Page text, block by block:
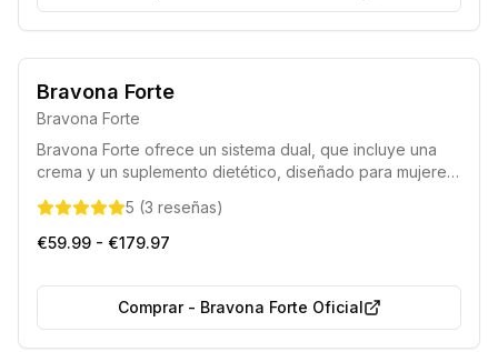
Máxima garantía de calidad
Fabricado bajo estándares de la Unión Europea
Bravona Forte
Bravona Forte
Bravona Forte ofrece un sistema dual, que incluye una
crema y un suplemento dietético, diseñado para mujeres
Esta alternativa no invasiva contiene una rica
composición de fitoestrógenos, vitaminas y flavonoides
desarrollo mamario y regular la actividad hormonal.
5 (3 reseñas)
€59.99 - €179.97
Comprar- Bravona Forte Oficial